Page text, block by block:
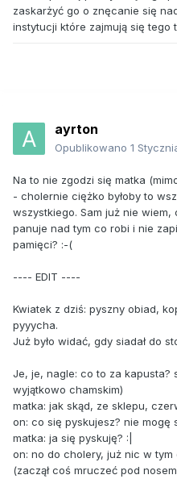
zaskarżyć go o znęcanie się
instytucji które zajmują się tego
ayrton
Opublikowano 1
Na to nie zgodzi się matka
- cholernie ciężko byłoby to
wszystkiego. Sam już nie
panuje nad tym co robi i nie
pamięci? :-(
---- EDIT ----
Kwiatek z dziś: pyszny obiad,
pyyycha.
Już było widać, gdy siadał do
Je, je, nagle: co to za kapusta?
wyjątkowo chamskim)
matka: jak skąd, ze sklepu,
on: co się pyskujesz? nie mogę
matka: ja się pyskuję? :|
on: no do cholery, już nic w
(zaczął coś mruczeć pod